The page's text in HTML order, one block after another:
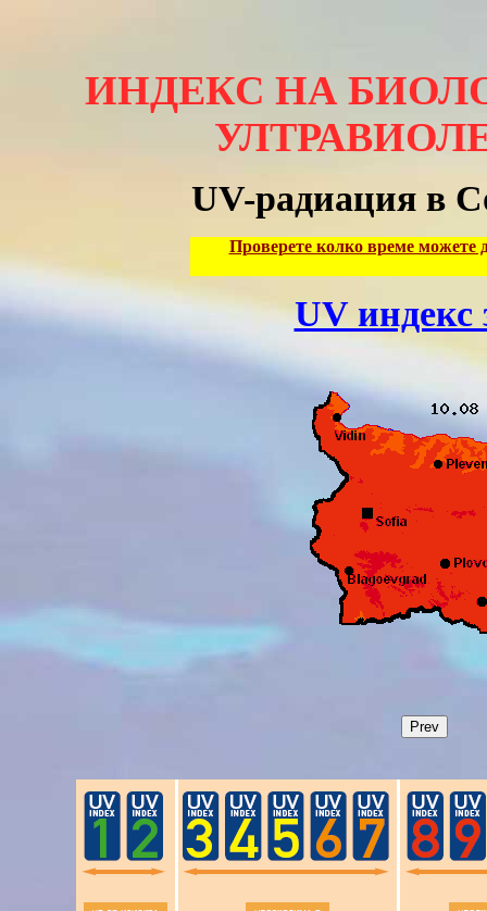
ИНДЕКС НА
UV-радиация
Проверете колко време можете
UV индекс